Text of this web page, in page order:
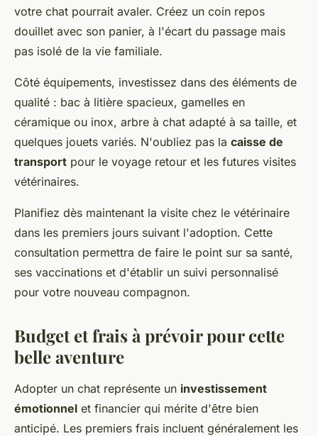
votre chat pourrait avaler. Créez un coin repos
douillet avec son panier, à l'écart du passage mais
pas isolé de la vie familiale.
Côté équipements, investissez dans des éléments de
qualité : bac à litière spacieux, gamelles en
céramique ou inox, arbre à chat adapté à sa taille, et
quelques jouets variés. N'oubliez pas la caisse de
transport pour le voyage retour et les futures visites
vétérinaires.
Planifiez dès maintenant la visite chez le vétérinaire
dans les premiers jours suivant l'adoption. Cette
consultation permettra de faire le point sur sa santé,
ses vaccinations et d'établir un suivi personnalisé
pour votre nouveau compagnon.
Budget et frais à prévoir pour cette
belle aventure
Adopter un chat représente un investissement
émotionnel et financier qui mérite d'être bien
anticipé. Les premiers frais incluent généralement les